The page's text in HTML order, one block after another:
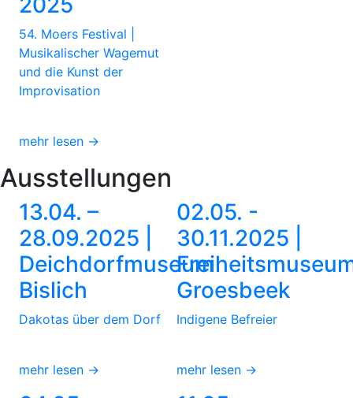
54. Moers Festival |
Musikalischer Wagemut
und die Kunst der
Improvisation
mehr lesen →
Ausstellungen
13.04. –
28.09.2025 |
Deichdorfmuseum
Bislich
Dakotas über dem Dorf
mehr lesen →
02.05. -
30.11.2025 |
Groesbeek
Indigene Befreier
mehr lesen →